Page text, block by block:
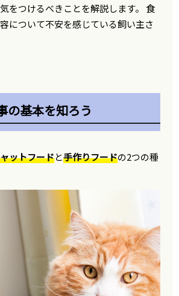
をつけるべきことを解説します。 食
について不安を感じている飼い主さ
の基本を知ろう
ットフードと手作りフードの2つの種